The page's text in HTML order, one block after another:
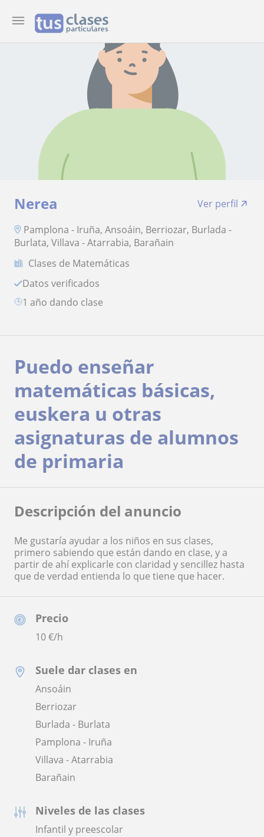
Nerea
Ver perfil
Pamplona - Iruña, Ansoáin, Berriozar, Burlada -
Burlata, Villava - Atarrabia, Barañain
Clases de Matemáticas
Datos verificados
1 año dando clase
Precio
10€/h
Suele dar clases en
Ansoáin
Berriozar
Burlada - Burlata
Pamplona - Iruña
Villava - Atarrabia
Barañain
Niveles de las clases
Infantil y preescolar
Puedo enseñar
matemáticas básicas,
euskera u otras
asignaturas de alumnos
de primaria
Descripción del anuncio
Me gustaría ayudar a los niños en sus clases,
primero sabiendo que están dando en clase, y a
partir de ahí explicarle con claridad y sencillez hasta
que de verdad entienda lo que tiene que hacer.